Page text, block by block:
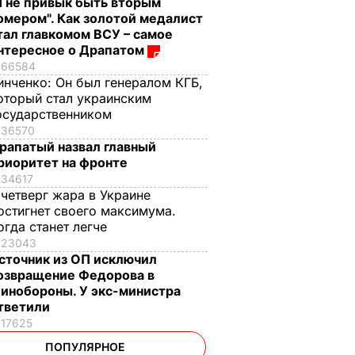
Как золотой медалист
главкомом ВСУ – самое
о Драпатом
66584
Он был генералом КГБ,
стал украинским
36570
назвал главный
на фронте
34617
жара в Украине
своего максимума.
станет легче
23043
из ОП исключил
Федорова в
У экс-министра
17625
ПОПУЛЯРНОЕ